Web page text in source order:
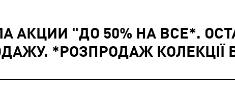
АКЦИИ "ДО 50% НА ВСЕ*.
*РОЗПРОДАЖ КОЛЕКЦІЇ